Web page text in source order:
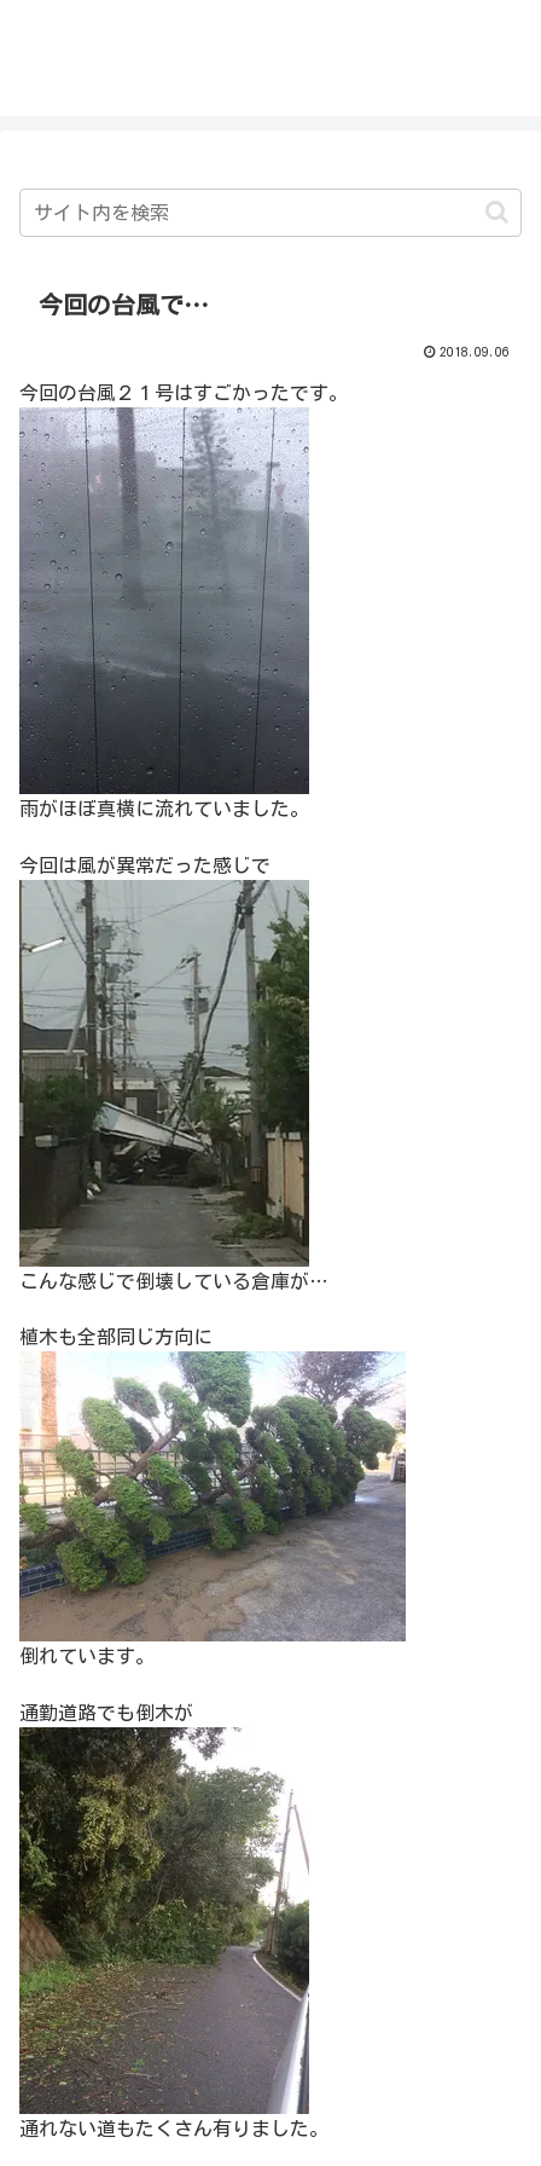
今回の台風で…
2018.09.06
今回の台風２１号はすごかったです。
雨がほぼ真横に流れていました。
今回は風が異常だった感じで
こんな感じで倒壊している倉庫が…
植木も全部同じ方向に
倒れています。
通勤道路でも倒木が
通れない道もたくさん有りました。